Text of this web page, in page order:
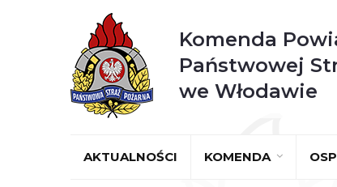
Komenda
Państwowej
we Włodawie
AKTUALNOŚCI KOMENDA OSP